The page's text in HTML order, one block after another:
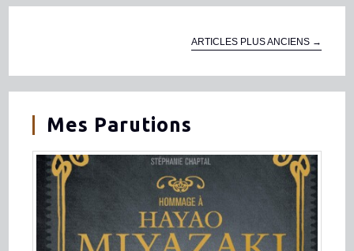
ARTICLES PLUS ANCIENS →
Mes Parutions